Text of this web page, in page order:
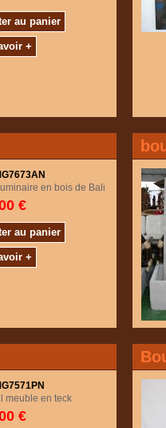
au panier
+
en bois de Bali
€
au panier
+
meuble en teck
€